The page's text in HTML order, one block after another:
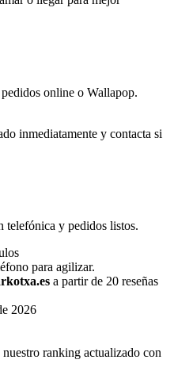
online o Wallapop.
inmediatamente y contacta si
telefónica y pedidos listos.
para agilizar.
a partir de 20 reseñas
2026
nuestro ranking actualizado con